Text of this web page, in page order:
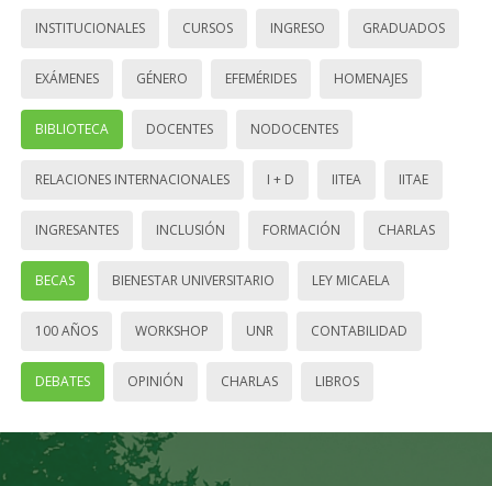
INSTITUCIONALES CURSOS INGRESO GRADUADOS
EXÁMENES GÉNERO EFEMÉRIDES HOMENAJES
BIBLIOTECA DOCENTES NODOCENTES
RELACIONES INTERNACIONALES I + D IITEA IITAE
INGRESANTES INCLUSIÓN FORMACIÓN CHARLAS
BECAS BIENESTAR UNIVERSITARIO LEY MICAELA
100 AÑOS WORKSHOP UNR CONTABILIDAD
DEBATES OPINIÓN CHARLAS LIBROS